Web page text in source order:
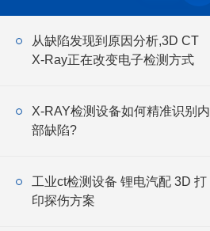
从缺陷发现到原因分析,3D CT
X-Ray正在改变电子检测方式
X-RAY检测设备如何精准识别内
部缺陷?
工业ct检测设备 锂电汽配 3D 打
印探伤方案